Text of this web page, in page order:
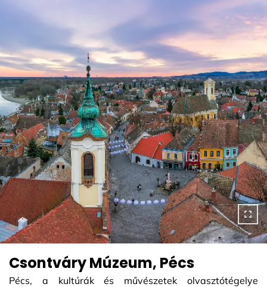
Csontváry Múzeum, Pécs
Pécs, a kultúrák és művészetek olvasztótégelye